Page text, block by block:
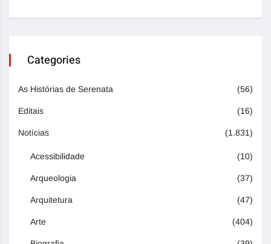
Categories
As Histórias de Serenata (56)
Editais (16)
Notícias (1.831)
Acessibilidade (10)
Arqueologia (37)
Arquitetura (47)
Arte (404)